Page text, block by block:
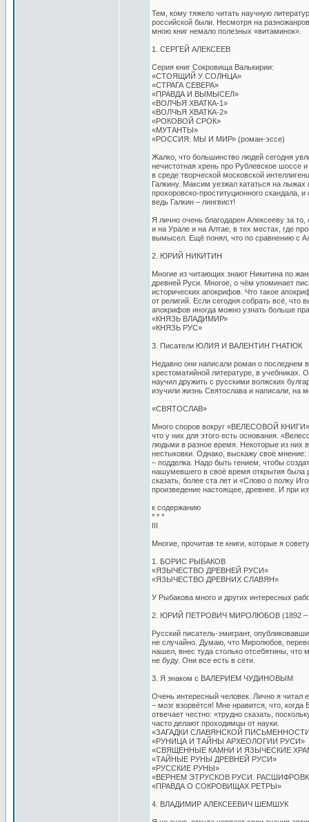
Тем, кому тяжело читать научную
российской были. Несмотря на
мною книг немало полезных «витаминок».
1. СЕРГЕЙ АЛЕКСЕЕВ
Серия книг Сокровища Валькирии:
«СТОЯЩИЙ У СОЛНЦА»
«СТРАГА СЕВЕРА»
«ПРАВДА И ВЫМЫСЕЛ»
«ВОЛЧЬЯ ХВАТКА-1»
«ВОЛЧЬЯ ХВАТКА-2»
«РОКОВОЙ СРОК»
«МУТАНТЫ»
«РОССИЯ: МЫ И МИР» (роман-эссе)
Жалко, что большинство людей сегодня
нечистотная хрень про Рублевское шоссе
в среде творческой московской
Галкину. Максим уезжал кататься на
прохоровско-проституционного скандала,
ведь Галкин – лингвист!
Я лично очень благодарен Алексееву за
и на Урале и на Алтае, в тех местах, где
вымысел. Ещё понял, что по сравнению с
2. ЮРИЙ НИКИТИН
Многие из читающих знают Никитина по
древней Руси. Многое, о чём упоминает
исторических апокрифов. Что такое
от религий. Если сегодня собрать всё, что
апокрифов иногда можно узнать больше
«КНЯЗЬ ВЛАДИМИР»
«КНЯЗЬ РУС»
3. Писатели ЮЛИЯ И ВАЛЕНТИН ГНАТЮК
Недавно они написали роман о последнем
хрестоматийной литературе, в учебниках.
научил дружить с русскими волжских
изучили жизнь Святослава и написали, на
«СВЯТОСЛАВ»
Много споров вокруг «ВЕЛЕСОВОЙ
что у них для этого есть основания.
людьми в разное время. Некоторые из них
нестыковки. Однако, выскажу своё мнение:
– подделка. Надо быть гением, чтобы
нашумевшего в своё время открытия была
сказать, более ста лет и «Слово о полку
произведение настоящее, древнее. И при
к содержанию
* * *
III
Многие, прочитав те книги, которые я
1. БОРИС РЫБАКОВ
«ЯЗЫЧЕСТВО ДРЕВНЕЙ РУСИ»
«ЯЗЫЧЕСТВО ДРЕВНИХ СЛАВЯН»
У Рыбакова много и других интересных
2. ЮРИЙ ПЕТРОВИЧ МИРОЛЮБОВ (1892 –
Русский писатель-эмигрант,
не случайно. Думаю, что Миролюбов,
нашел, внес туда столько отсебятины, что
не буду. Они все есть в сети.
3. Я знаком с ВАЛЕРИЕМ ЧУДИНОВЫМ
Очень интересный человек. Лично я читал
– мозг взорвётся! Мне нравится, что,
отвечает честно: «трудно сказать,
часто делают проходимцы от науки.
«ЗАГАДКИ СЛАВЯНСКОЙ
«РУНИЦА И ТАЙНЫ АРХЕОЛОГИИ РУСИ»
«СВЯЩЕННЫЕ КАМНИ И ЯЗЫЧЕСКИЕ
«ТАЙНЫЕ РУНЫ ДРЕВНЕЙ РУСИ»
«РУССКИЕ РУНЫ»
«ВЕРНЕМ ЭТРУСКОВ РУСИ.
«ПРАВДА О СОКРОВИЩАХ РЕТРЫ»
4. ВЛАДИМИР АЛЕКСЕЕВИЧ ШЕМШУК